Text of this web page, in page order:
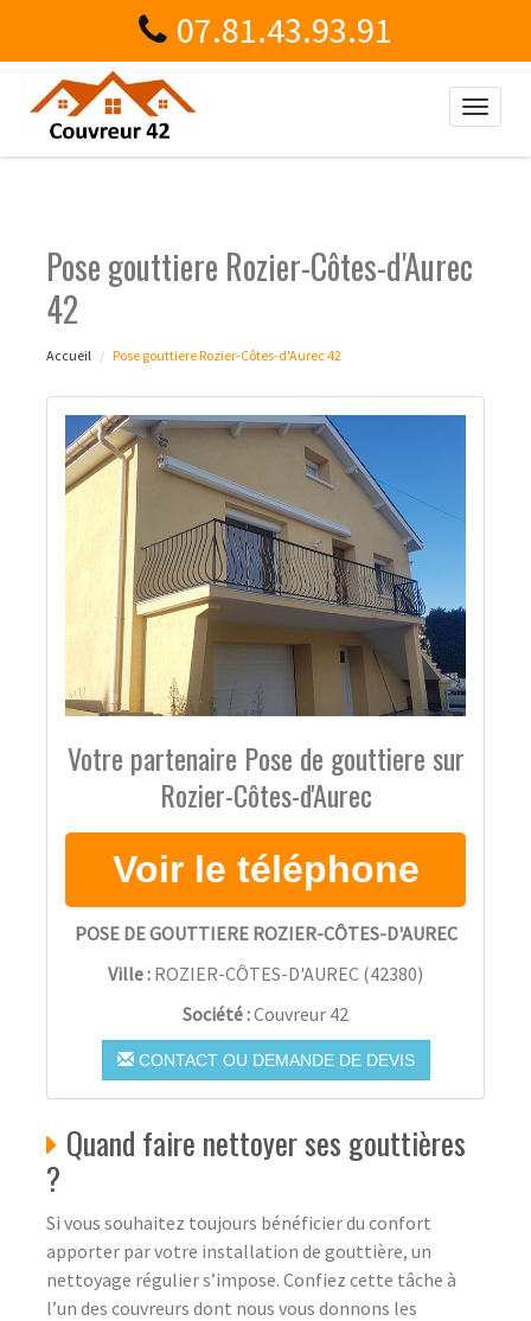
07.81.43.93.91
Toggle
Pose gouttiere Rozier-Côtes-d'Aurec
42
Accueil Pose gouttiere Rozier-Côtes-d'Aurec 42
Votre partenaire Pose de gouttiere sur
Rozier-Côtes-d'Aurec
POSE DE GOUTTIERE ROZIER-CÔTES-D'AUREC
Ville : ROZIER-CÔTES-D'AUREC (42380)
Société :Couvreur 42
CONTACT OU DEMANDE DE DEVIS
Quand faire nettoyer ses gouttières
?
Si vous souhaitez toujours bénéficier du confort
apporter par votre installation de gouttière, un
nettoyage régulier s’impose. Confiez cette tâche à
l’un des couvreurs dont nous vous donnons les